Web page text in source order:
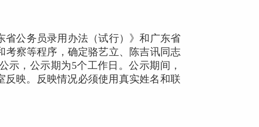
公务员录用办法（试行）》和广东省
察等程序， 确定骆艺立、陈吉讯同志
示，公示期为5个工作日 。公示期间，
映。反映情况必须使用真实姓名和联